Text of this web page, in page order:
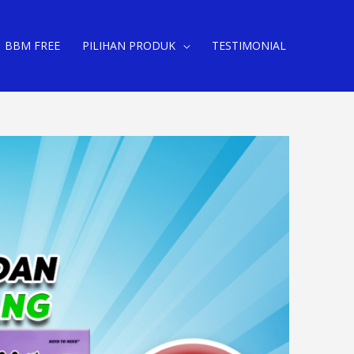
BBM FREE PILIHAN PRODUK TESTIMONIAL